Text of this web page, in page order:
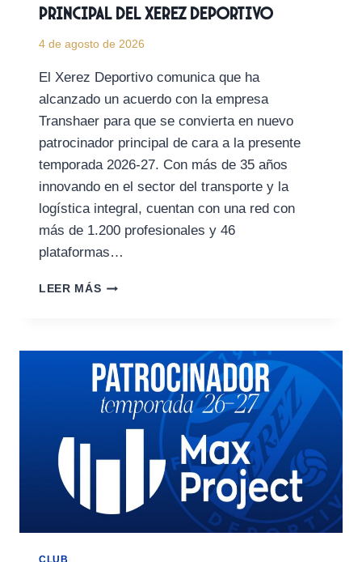
principal del Xerez Deportivo
4 de agosto de 2026
El Xerez Deportivo comunica que ha
alcanzado un acuerdo con la empresa
Transhaer para que se convierta en nuevo
patrocinador principal de cara a la presente
temporada 2026-27. Con más de 35 años
innovando en el sector del transporte y la
logística integral, cuentan con una red con
más de 1.200 profesionales y 46
plataformas…
LEER MÁSTRANSHAER,
DEL
XEREZ
DEPORTIVO